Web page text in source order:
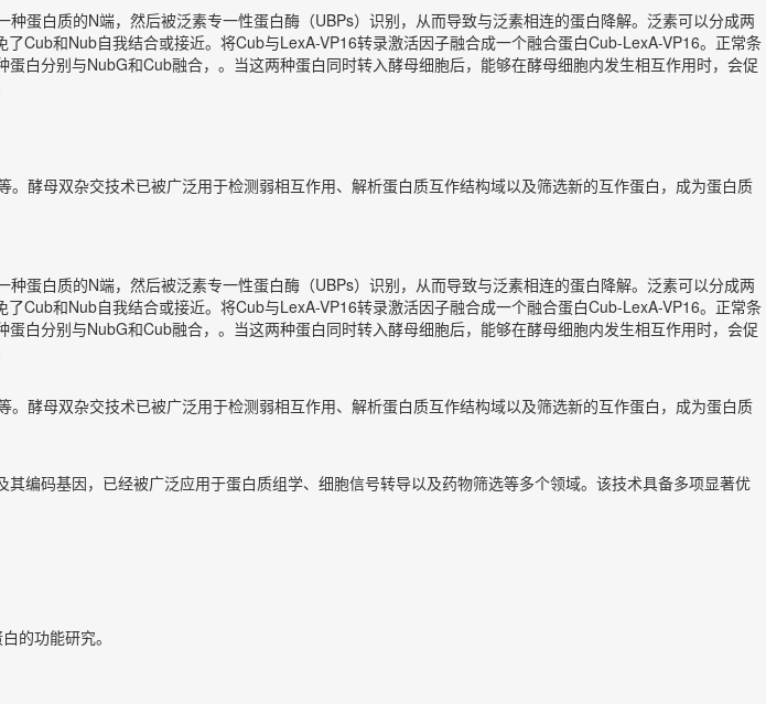
蛋白质的N端，然后被泛素专一性蛋白酶（UBPs）识别，从而导致与泛素相连的蛋白降解。泛素可以分成两
Cub和Nub自我结合或接近。将Cub与LexA-VP16转录激活因子融合成一个融合蛋白Cub-LexA-VP16。正常条
白分别与NubG和Cub融合，。当这两种蛋白同时转入酵母细胞后，能够在酵母细胞内发生相互作用时，会促
酵母双杂交技术已被广泛用于检测弱相互作用、解析蛋白质互作结构域以及筛选新的互作蛋白，成为蛋白质
蛋白质的N端，然后被泛素专一性蛋白酶（UBPs）识别，从而导致与泛素相连的蛋白降解。泛素可以分成两
Cub和Nub自我结合或接近。将Cub与LexA-VP16转录激活因子融合成一个融合蛋白Cub-LexA-VP16。正常条
白分别与NubG和Cub融合，。当这两种蛋白同时转入酵母细胞后，能够在酵母细胞内发生相互作用时，会促
酵母双杂交技术已被广泛用于检测弱相互作用、解析蛋白质互作结构域以及筛选新的互作蛋白，成为蛋白质
编码基因，已经被广泛应用于蛋白质组学、细胞信号转导以及药物筛选等多个领域。该技术具备多项显著优
的功能研究。